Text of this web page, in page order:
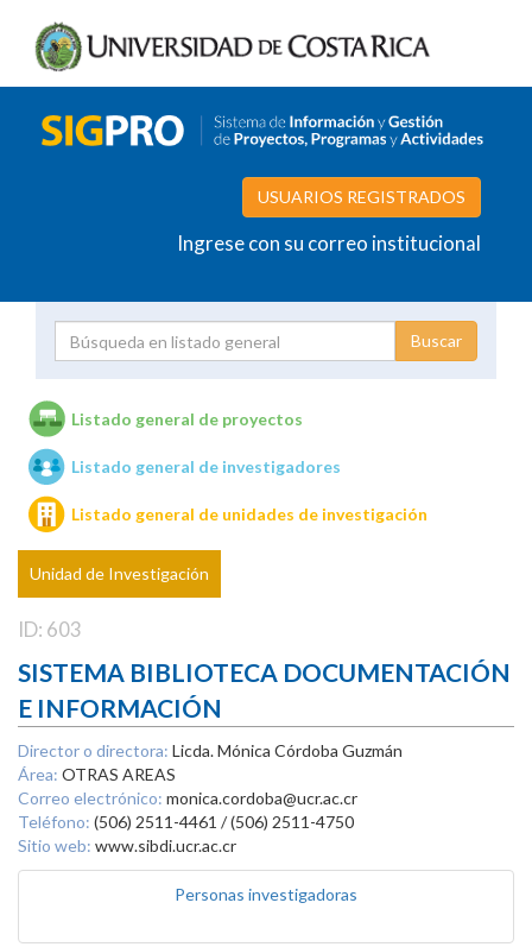
USUARIOS REGISTRADOS
Ingrese con su correo institucional
Unidades de investigación
Listado general de proyectos
Listado general de investigadores
Listado general de unidades de investigación
Unidad de Investigación
ID: 603
SISTEMA BIBLIOTECA DOCUMENTACIÓN
E INFORMACIÓN
Director o directora: Licda. Mónica Córdoba Guzmán
Área: OTRAS AREAS
Correo electrónico: monica.cordoba@ucr.ac.cr
Teléfono: (506) 2511-4461 / (506) 2511-4750
Sitio web: www.sibdi.ucr.ac.cr
Personas investigadoras